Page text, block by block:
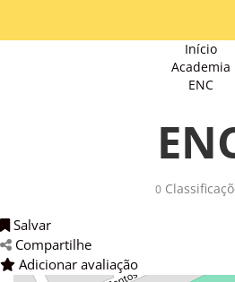
Início
Academia
ENC
0
Salvar
Compartilhe
Adicionar avaliação